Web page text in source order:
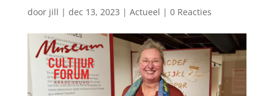
door jill | dec 13, 2023 | Actueel | 0 Reacties